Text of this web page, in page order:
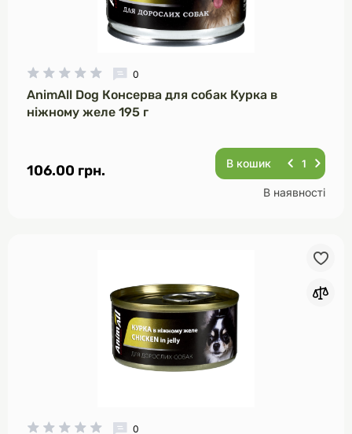
0
AnimAll Dog Консерва для собак Курка в
ніжному желе 195 г
106.00 грн. В кошик
В наявності
0